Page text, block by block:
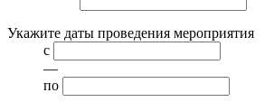
Укажите даты проведения мероприятия
с
—
по